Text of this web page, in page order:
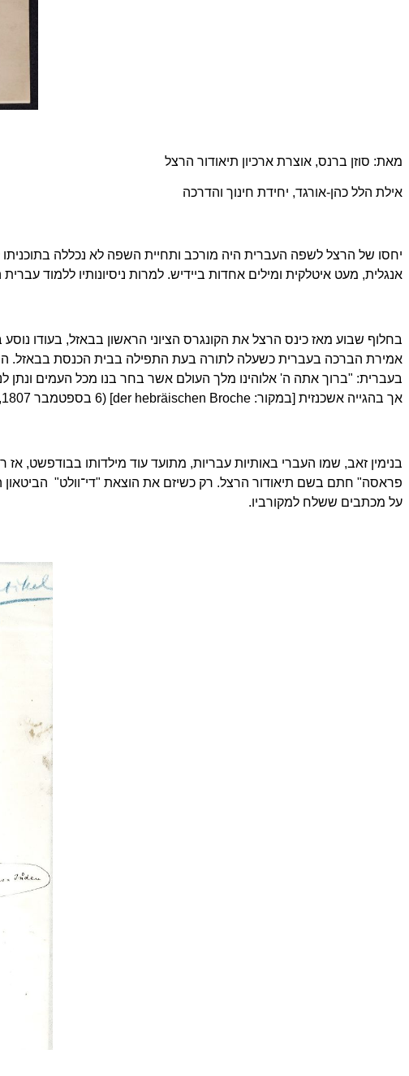
מאת: סוזן ברנס, אוצרת ארכיון תיאודור הרצל
אילת הלל כהן-אורגד, יחידת חינוך והדרכה
יחסו של הרצל לשפה העברית היה מורכב ותחיית השפה לא נכללה
אנגלית, מעט איטלקית ומילים אחדות ביידיש. למרות ניסיונותיו ללמוד
בחלוף שבוע מאז כינס הרצל את הקונגרס הציוני הראשון בבאזל, בעודו
אמירת הברכה בעברית כשעלה לתורה בעת התפילה בבית הכנסת בבאזל.
בעברית: "ברוך אתה ה' אלוהינו מלך העולם אשר בחר בנו מכל העמים
אך בהגייה אשכנזית [במקור: der hebräischen Broche] (6 בספטמבר 1807, יומן 5, עמוד 69).
בנימין זאב, שמו העברי באותיות עבריות, מתועד עוד מילדותו בבודפשט,
פראסה" חתם בשם תיאודור הרצל. רק כשיזם את הוצאת "די־וולט" הביטאון
על מכתבים ששלח למקורביו.